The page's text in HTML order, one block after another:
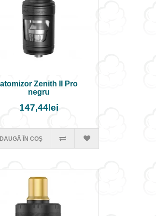
atomizor Zenith II Pro
negru
147,44lei
ÎN COŞ